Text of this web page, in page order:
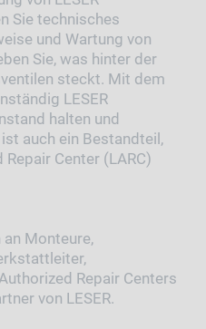
Sie technisches
und Wartung von
Sie, was hinter der
steckt. Mit dem
LESER
halten und
auch ein Bestandteil,
Repair Center (LARC)
Monteure,
Repair Centers
von LESER.